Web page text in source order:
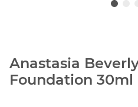
Anastasia
Foundation 30ml